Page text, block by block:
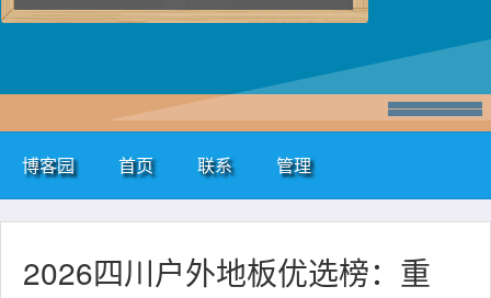
博客园 首页 联系 管理
2026四川户外地板优选榜：重